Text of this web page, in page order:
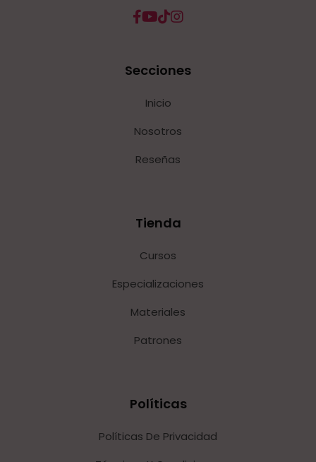
Secciones
Inicio
Nosotros
Reseñas
Tienda
Cursos
Especializaciones
Materiales
Patrones
Políticas
Políticas De Privacidad